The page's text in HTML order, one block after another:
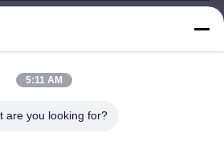
5:11 AM
are you looking for?